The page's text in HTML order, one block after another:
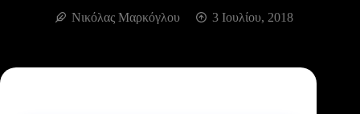
Νικόλας Μαρκόγλου 3 Ιουλίου, 2018